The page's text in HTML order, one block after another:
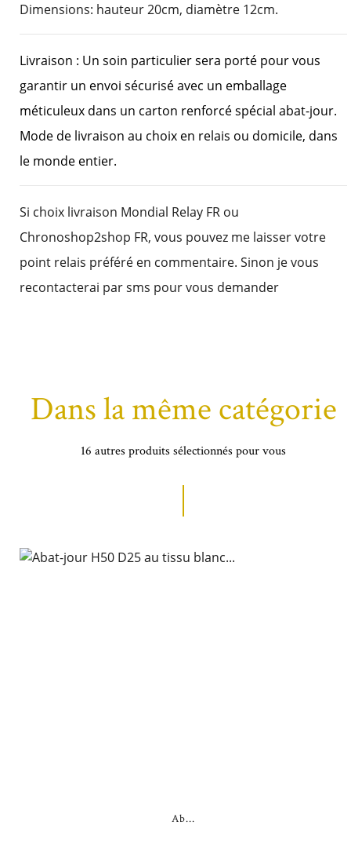
Dimensions: hauteur 20cm, diamètre 12cm.
Livraison : Un soin particulier sera porté pour vous
garantir un envoi sécurisé avec un emballage
méticuleux dans un carton renforcé spécial abat-jour.
Mode de livraison au choix en relais ou domicile, dans
le monde entier.
Si choix livraison Mondial Relay FR ou
Chronoshop2shop FR, vous pouvez me laisser votre
point relais préféré en commentaire. Sinon je vous
recontacterai par sms pour vous demander
Dans la même catégorie
16 autres produits sélectionnés pour vous
Ab...